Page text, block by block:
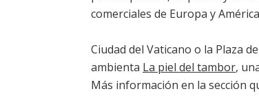
comerciales de Europa y
Ciudad del Vaticano o la Plaza
ambienta La piel del tambor,
Más información en la sección